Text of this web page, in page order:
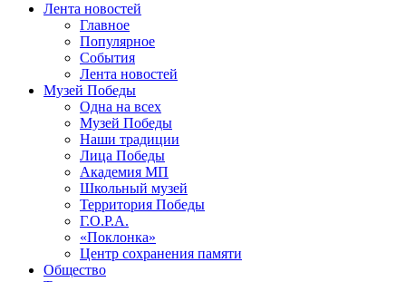
Лента новостей
Главное
Популярное
События
Лента новостей
Музей Победы
Одна на всех
Музей Победы
Наши традиции
Лица Победы
Академия МП
Школьный музей
Территория Победы
Г.О.Р.А.
«Поклонка»
Центр сохранения памяти
Общество